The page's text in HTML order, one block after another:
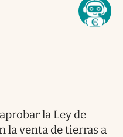
la Ley de
la venta de tierras a